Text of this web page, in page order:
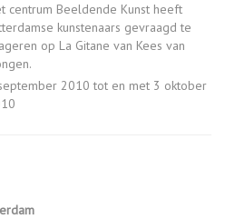
centrum Beeldende Kunst heeft
kunstenaars gevraagd te
op La Gitane van Kees van
2010 tot en met 3 oktober